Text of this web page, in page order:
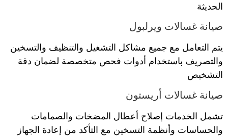
الحديثة
صيانة غسالات ويرلبول
يتم التعامل مع جميع مشاكل التشغيل والتنظيف والتسخين
والتصريف باستخدام أدوات فحص متخصصة لضمان دقة
التشخيص
صيانة غسالات أريستون
تشمل الخدمات إصلاح أعطال المضخات والصمامات
والحساسات وأنظمة التسخين مع التأكد من إعادة الجهاز